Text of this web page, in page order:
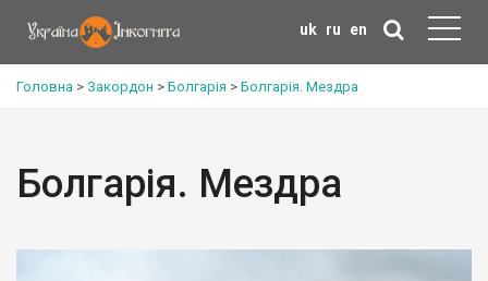
uk ru en
Головна > Закордон > Болгарія > Болгарія. Мездра
Болгарія. Мездра